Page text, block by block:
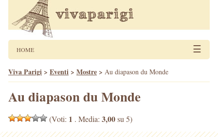
HOME ☰
Viva Parigi > Eventi > Mostre > Au diapason du Monde
Au diapason du Monde
(Voti: 1 . Media: 3,00su 5)